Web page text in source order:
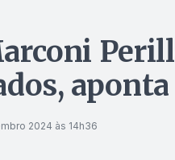
2024 às 14h36